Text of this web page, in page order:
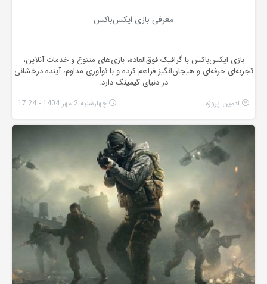
معرفی بازی ایکس‌باکس
بازی ایکس‌باکس با گرافیک فوق‌العاده، بازی‌های متنوع و خدمات آنلاین،
تجربه‌ای حرفه‌ای و هیجان‌انگیز فراهم کرده و با نوآوری مداوم، آینده درخشانی
در دنیای گیمینگ دارد.
ادمین پروژه چهارشنبه 2 مهر 1404 - 17:24